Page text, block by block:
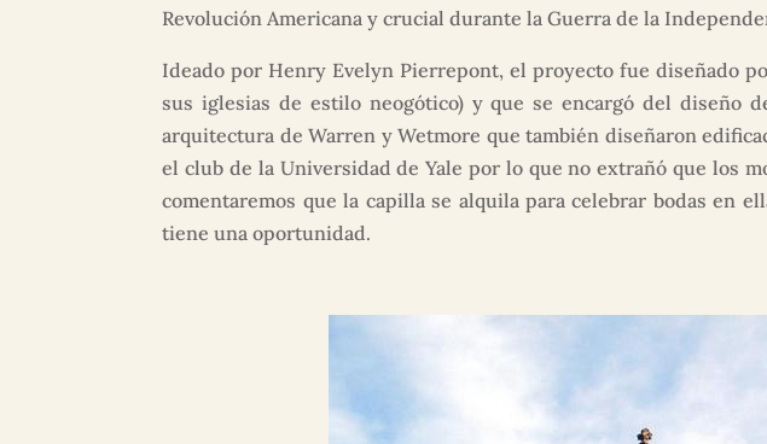
Revolución Americana y crucial durante la Guerra de la
Ideado por Henry Evelyn Pierrepont, el proyecto fue diseñado
sus iglesias de estilo neogótico) y que se encargó del diseño
arquitectura de Warren y Wetmore que también diseñaron
el club de la Universidad de Yale por lo que no extrañó que los
comentaremos que la capilla se alquila para celebrar bodas en
tiene una oportunidad.